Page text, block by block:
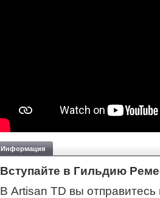
Информация
Вступайте в Гильдию
В Artisan TD вы